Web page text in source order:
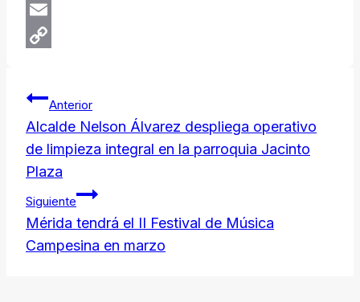
X
Email
Navegación
de
entradas
Anterior
​Alcalde Nelson Álvarez despliega operativo
de limpieza integral en la parroquia Jacinto
Plaza
Siguiente
Mérida tendrá el II Festival de Música
Campesina en marzo